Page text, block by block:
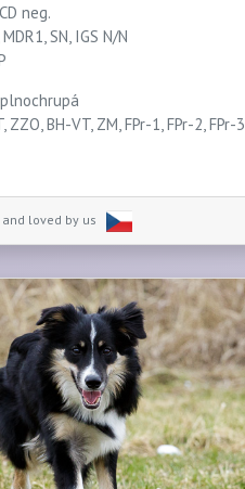
neg.
SN, IGS N/N
ZZO, BH-VT, ZM, FPr-1, FPr-2, FPr-3,
loved by us